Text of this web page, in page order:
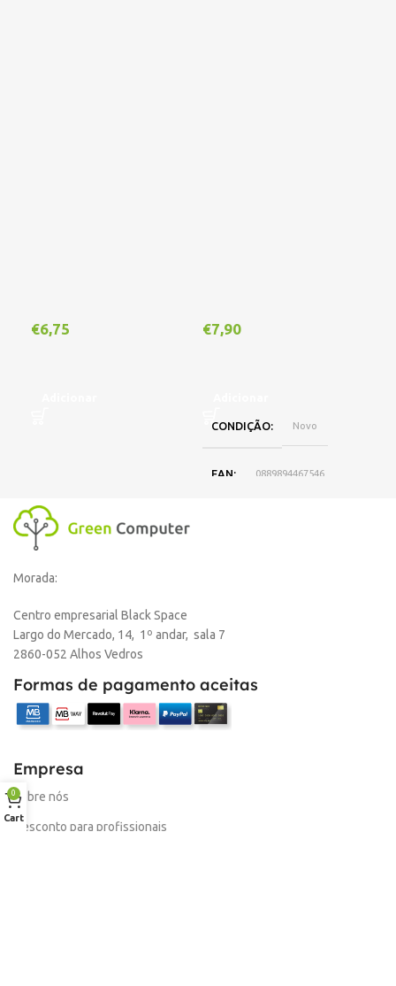
€6,75 €7,90
CONDIÇÃO Novo
EAN 0889894467546
MARCA
Morada:
Centro empresarial Black Space
Largo do Mercado, 14, 1º andar, sala 7
2860-052 Alhos Vedros
Formas de pagamento aceitas
Empresa
Sobre nós
Desconto para profissionais
0
Cart